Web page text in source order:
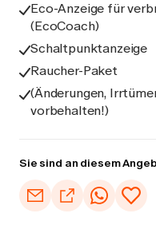
Eco-Anzeige für
(EcoCoach)
Schaltpunktanzeige
Raucher-Paket
(Änderungen,
vorbehalten!)
Sie sind an diesem